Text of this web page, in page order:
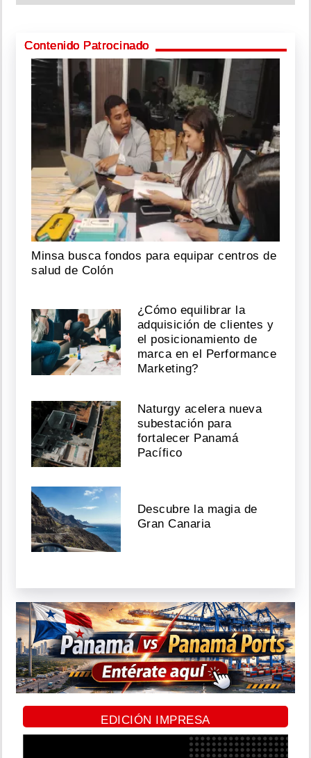
Contenido Patrocinado
Minsa busca fondos para equipar centros de
salud de Colón
¿Cómo equilibrar la
adquisición de clientes y
el posicionamiento de
marca en el Performance
Marketing?
Naturgy acelera nueva
subestación para
fortalecer Panamá
Pacífico
Descubre la magia de
Gran Canaria
EDICIÓN IMPRESA